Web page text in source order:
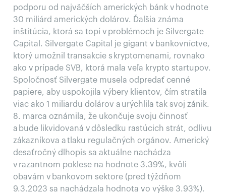
podporu od najväčších amerických bánk v hodnote
30 miliárd amerických dolárov. Ďalšia známa
inštitúcia, ktorá sa topí v problémoch je Silvergate
Capital. Silvergate Capital je gigant v bankovníctve,
ktorý umožnil transakcie s kryptomenami, rovnako
ako v prípade SVB, ktorá mala veľa krypto startupov.
Spoločnosť Silvergate musela odpredať cenné
papiere, aby uspokojila výbery klientov, čím stratila
viac ako 1 miliardu dolárov a urýchlila tak svoj zánik.
8. marca oznámila, že ukončuje svoju činnosť
a bude likvidovaná v dôsledku rastúcich strát, odlivu
zákazníkova a tlaku regulačných orgánov. Americký
desaťročný dlhopis sa aktuálne nachádza
v razantnom poklese na hodnote 3.39%, kvôli
obavám v bankovom sektore (pred týždňom
9.3.2023 sa nachádzala hodnota vo výške 3.93%).